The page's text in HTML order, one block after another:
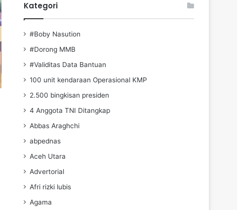
Kategori
#Boby Nasution
#Dorong MMB
#Validitas Data Bantuan
100 unit kendaraan Operasional KMP
2.500 bingkisan presiden
4 Anggota TNI Ditangkap
Abbas Araghchi
abpednas
Aceh Utara
Advertorial
Afri rizki lubis
Agama